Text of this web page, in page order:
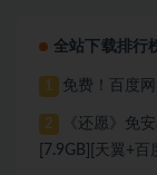
全站下载排行
1 免费！百度
2
《还愿》免
[7.9GB][天翼+百